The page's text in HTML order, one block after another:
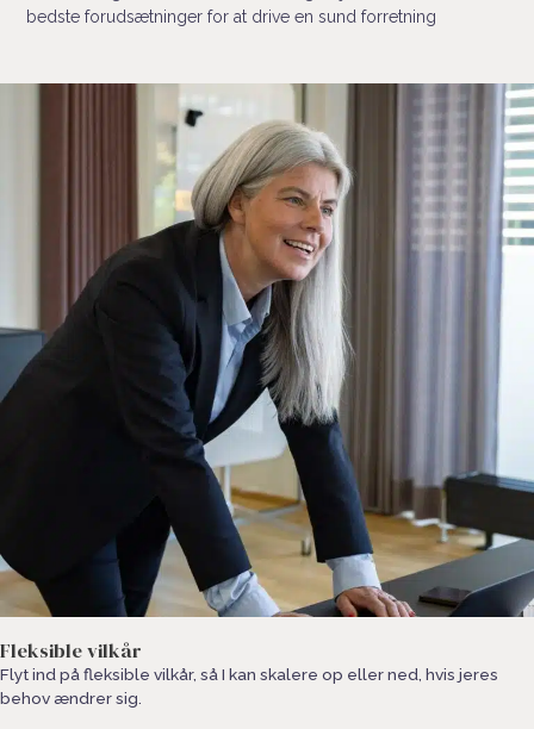
bedste forudsætninger for at drive en sund forretning
Fleksible vilkår
Flyt ind på fleksible vilkår, så I kan skalere op eller ned, hvis jeres
behov ændrer sig.